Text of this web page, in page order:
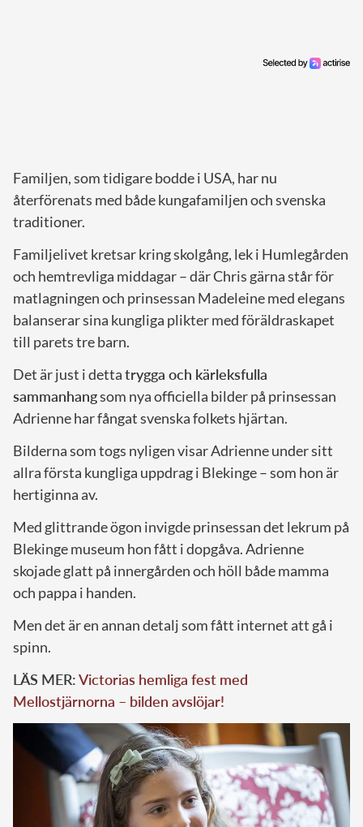
Familjen, som tidigare bodde i USA, har nu
återförenats med både kungafamiljen och svenska
traditioner.
Familjelivet kretsar kring skolgång, lek i Humlegården
och hemtrevliga middagar – där Chris gärna står för
matlagningen och prinsessan Madeleine med elegans
balanserar sina kungliga plikter med föräldraskapet
till parets tre barn.
Det är just i dettatrygga och kärleksfulla
sammanhangsom nya officiella bilder på prinsessan
Adrienne har fångat svenska folkets hjärtan.
Bilderna som togs nyligen visar Adrienne under sitt
allra första kungliga uppdrag i Blekinge – som hon är
hertiginna av.
Med glittrande ögon invigde prinsessan det lekrum på
Blekinge museum hon fått i dopgåva. Adrienne
skojade glatt på innergården och höll både mamma
och pappa i handen.
Men det är en annan detalj som fått internet att gå i
spinn.
LÄS MER:Victorias hemliga fest med
Mellostjärnorna – bilden avslöjar!